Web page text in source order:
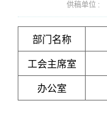
供稿单位 :
部门名称
工会主席室
办公室